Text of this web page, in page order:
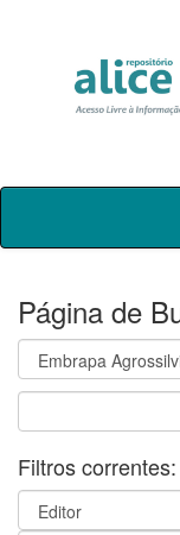
Skip
Página de
Filtros correntes: